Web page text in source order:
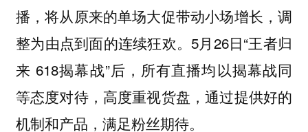
播，将从原来的单场大促带动小场增长，调
整为由点到面的连续狂欢。5月26日“王者归
来 618揭幕战”后，所有直播均以揭幕战同
等态度对待，高度重视货盘，通过提供好的
机制和产品，满足粉丝期待。